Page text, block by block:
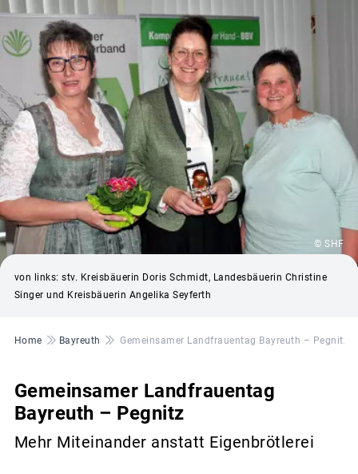
© SHF
von links: stv. Kreisbäuerin Doris Schmidt, Landesbäuerin Christine
Singer und Kreisbäuerin Angelika Seyferth
Pfadnavigation
Home Bayreuth Gemeinsamer Landfrauentag Bayreuth – Pegnitz
Gemeinsamer Landfrauentag
Bayreuth – Pegnitz
Mehr Miteinander anstatt Eigenbrötlerei